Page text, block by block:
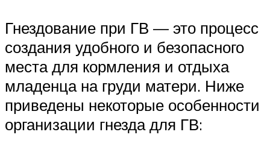
Гнездование при ГВ — это процесс
создания удобного и безопасного
места для кормления и отдыха
младенца на груди матери. Ниже
приведены некоторые особенности
организации гнезда для ГВ: